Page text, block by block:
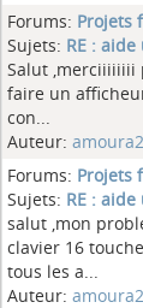
Forums: Projets
Sujets: RE :
Salut ,merciiiiiiii
faire un
con...
Auteur:
Forums: Projets
Sujets: RE :
salut ,mon
clavier 16
tous les a...
Auteur: